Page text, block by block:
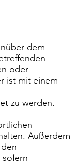
dem
oder
ist mit einem
zu werden.
Außerdem